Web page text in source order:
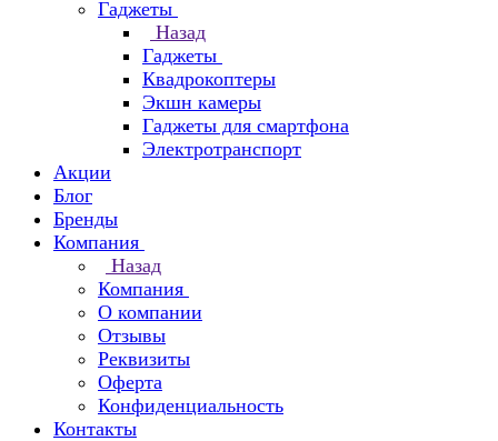
Гаджеты
Назад
Гаджеты
Квадрокоптеры
Экшн камеры
Гаджеты для смартфона
Электротранспорт
Акции
Блог
Бренды
Компания
Назад
Компания
О компании
Отзывы
Реквизиты
Оферта
Конфиденциальность
Контакты